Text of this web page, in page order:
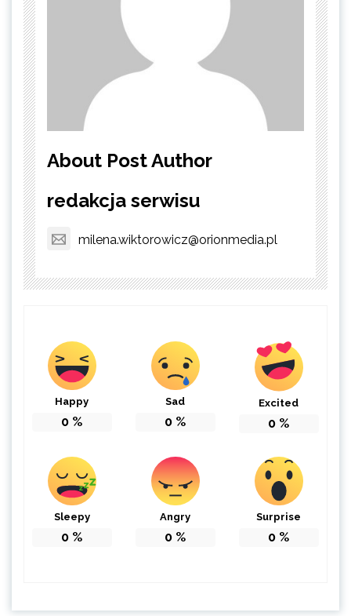
About Post Author
redakcja serwisu
milena.wiktorowicz@orionmedia.pl
Happy
0 %
Sad
0 %
Excited
0 %
Sleepy
0 %
Angry
0 %
Surprise
0 %